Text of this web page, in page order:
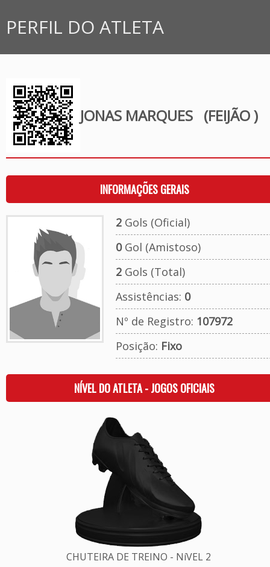
PERFIL DO ATLETA
JONAS MARQUES (FEIJÃO )
INFORMAÇÕES GERAIS
2Gols (Oficial)
0Gol (Amistoso)
2Gols (Total)
Assistências: 0
Nº de Registro: 107972
Posição: Fixo
NÍVEL DO ATLETA - JOGOS OFICIAIS
CHUTEIRA DE TREINO - NíVEL 2